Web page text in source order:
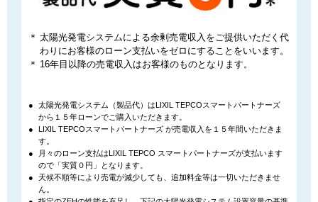
太陽光発電システムによる余剰売電収⼊をご提供いただく代
わりにお客様のローン⽀払いをゼロにすることをいいます。
16年目以降の売電収入はお客様のものとなります。
太陽光発電システム（製品代）はLIXIL TEPCOスマートパートナーズ
から１５年ローンでご購入いただきます。
LIXIL TEPCOスマートパートナーズ が売電収入を１５年間いただきま
す。
月々のローン支払はLIXIL TEPCO スマートパートナーズが支払います
ので「実質０円」となります。
天候不順等により売電が減少しても、追加料金等は一切いただきませ
ん。